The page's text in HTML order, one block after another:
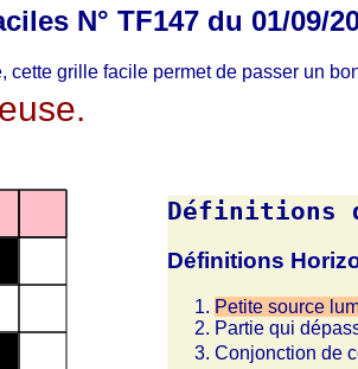
N° TF147 du 01/09/
cette grille facile permet de passer un
Définitions
Définitions
Petite source
Partie qui
Conjonction de